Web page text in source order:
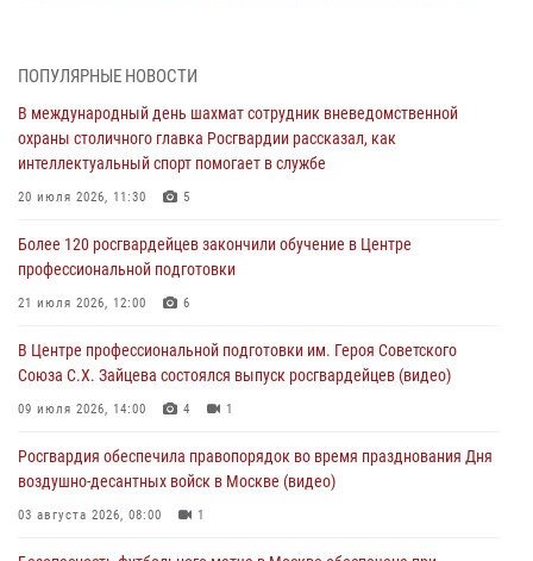
матче в Москве обеспечила Росгвардия (видео)
06 августа 2026, 08:30
Столичные росгвардейцы задержали мужчину, устроившего дебош
05 августа 2026, 12:39
Московские росгвардейцы обеспечили безопасность проведения
05 августа 2026, 12:35
Делегация МВД Республики Беларусь ознакомилась с передовыми
04 августа 2026, 18:16 5
ПОПУЛЯРНЫЕ НОВОСТИ
В международный день шахмат сотрудник вневедомственной
охраны столичного главка Росгвардии рассказал, как
интеллектуальный спорт помогает в службе
20 июля 2026, 11:30 5
Более 120 росгвардейцев закончили обучение в Центре
профессиональной подготовки
21 июля 2026, 12:00 6
В Центре профессиональной подготовки им. Героя Советского
Союза С.Х. Зайцева состоялся выпуск росгвардейцев (видео)
09 июля 2026, 14:00 4 1
Росгвардия обеспечила правопорядок во время празднования Дня
воздушно-десантных войск в Москве (видео)
03 августа 2026, 08:00 1